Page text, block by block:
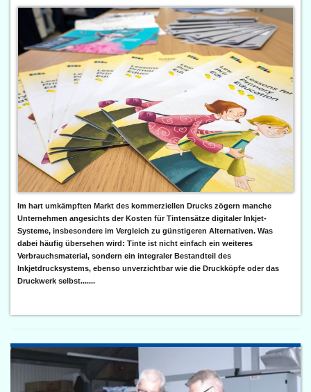
Im hart umkämpften Markt des kommerziellen Drucks zögern manche
Unternehmen angesichts der Kosten für Tintensätze digitaler Inkjet-
Systeme, insbesondere im Vergleich zu günstigeren Alternativen. Was
dabei häufig übersehen wird: Tinte ist nicht einfach ein weiteres
Verbrauchsmaterial, sondern ein integraler Bestandteil des
Inkjetdrucksystems, ebenso unverzichtbar wie die Druckköpfe oder das
Druckwerk selbst.......